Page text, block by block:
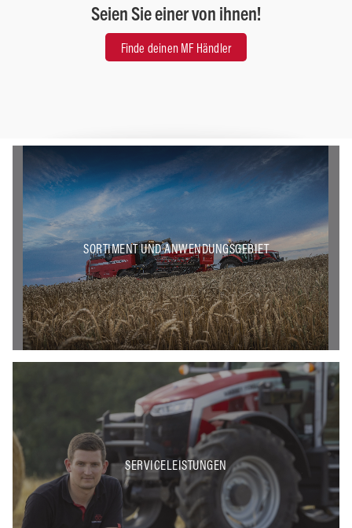
Seien Sie einer von ihnen!
Finde deinen MF Händler
SORTIMENT UND ANWENDUNGSGEBIET
SERVICELEISTUNGEN